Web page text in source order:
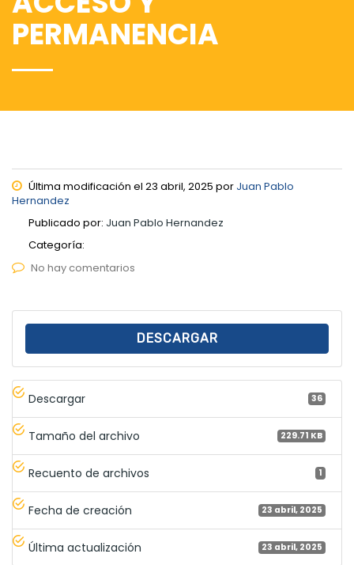
PERMANENCIA
Última modificación el 23 abril, 2025 por Juan Pablo
Hernandez
Publicado por: Juan Pablo Hernandez
Categoría:
No hay comentarios
DESCARGAR
Descargar 36
Tamaño del archivo 229.71 KB
Recuento de archivos 1
Fecha de creación 23 abril, 2025
Última actualización 23 abril, 2025